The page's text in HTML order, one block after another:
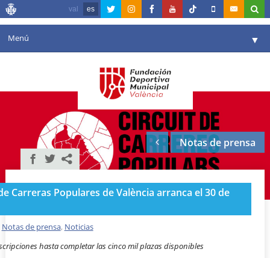
val es
Menú ▼
Agenda
Instalaciones
Comunicación ▼
Valencia en deporte
Portal de Transparencia
Reservas
Notas de prensa
Carreras Populares de València arranca el 30 de
Notas de prensa, Noticias
hasta completar las cinco mil plazas disponibles